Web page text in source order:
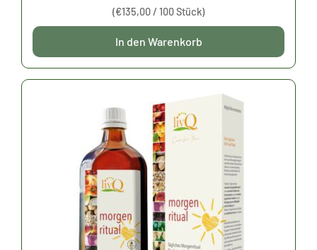
o
n
5
(€135,00/ 100 Stück)
In den Warenkorb